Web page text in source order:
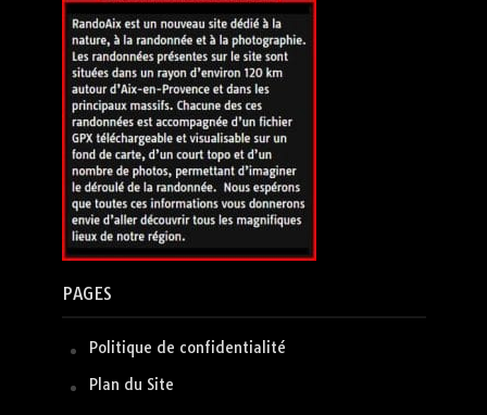
PAGES
Politique de confidentialité
Plan du Site